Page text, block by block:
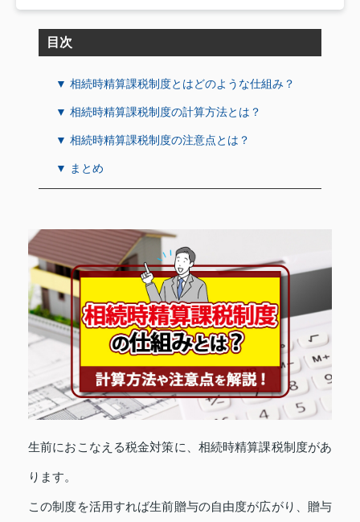
目次
▼ 相続時精算課税制度とはどのような仕組み？
▼ 相続時精算課税制度の計算方法とは？
▼ 相続時精算課税制度の注意点とは？
▼ まとめ
生前におこなえる税金対策に、相続時精算課税制度があ
ります。
この制度を活用すれば生前贈与の自由度が広がり、贈与